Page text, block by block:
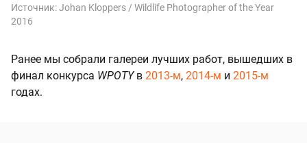
Источник:Johan Kloppers / Wildlife Photographer of the Year
2016
Ранее мы собрали галереи лучших работ, вышедших в
финал конкурса WPOTYв 2013-м, 2014-м и 2015-м
годах.